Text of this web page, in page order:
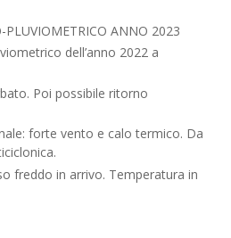
PLUVIOMETRICO ANNO 2023
dell’anno 2022 a
Poi possibile ritorno
forte vento e calo termico. Da
freddo in arrivo. Temperatura in